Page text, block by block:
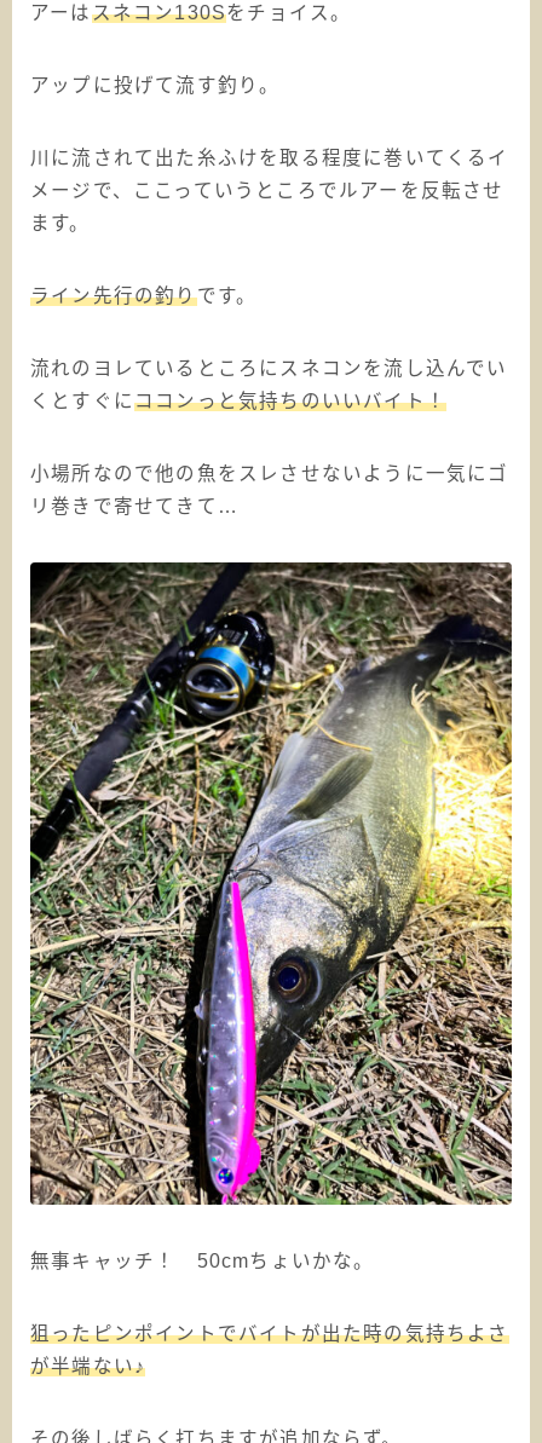
アーはスネコン130Sをチョイス。
アップに投げて流す釣り。
川に流されて出た糸ふけを取る程度に巻いてくるイ
メージで、ここっていうところでルアーを反転させ
ます。
ライン先行の釣りです。
流れのヨレているところにスネコンを流し込んでい
くとすぐにココンっと気持ちのいいバイト！
小場所なので他の魚をスレさせないように一気にゴ
リ巻きで寄せてきて…
無事キャッチ！ 50cmちょいかな。
狙ったピンポイントでバイトが出た時の気持ちよさ
が半端ない♪
その後しばらく打ちますが追加ならず。